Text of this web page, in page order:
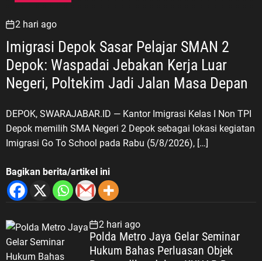
2 hari ago
Imigrasi Depok Sasar Pelajar SMAN 2
Depok: Waspadai Jebakan Kerja Luar
DEPOK, SWARAJABAR.ID — Kantor Imigrasi Kelas I Non TPI
Depok memilih SMA Negeri 2 Depok sebagai lokasi kegiatan
Imigrasi Go To School pada Rabu (5/8/2026), […]
Bagikan berita/artikel ini
2 hari ago
Polda Metro Jaya Gelar Seminar
Hukum Bahas Perluasan Objek